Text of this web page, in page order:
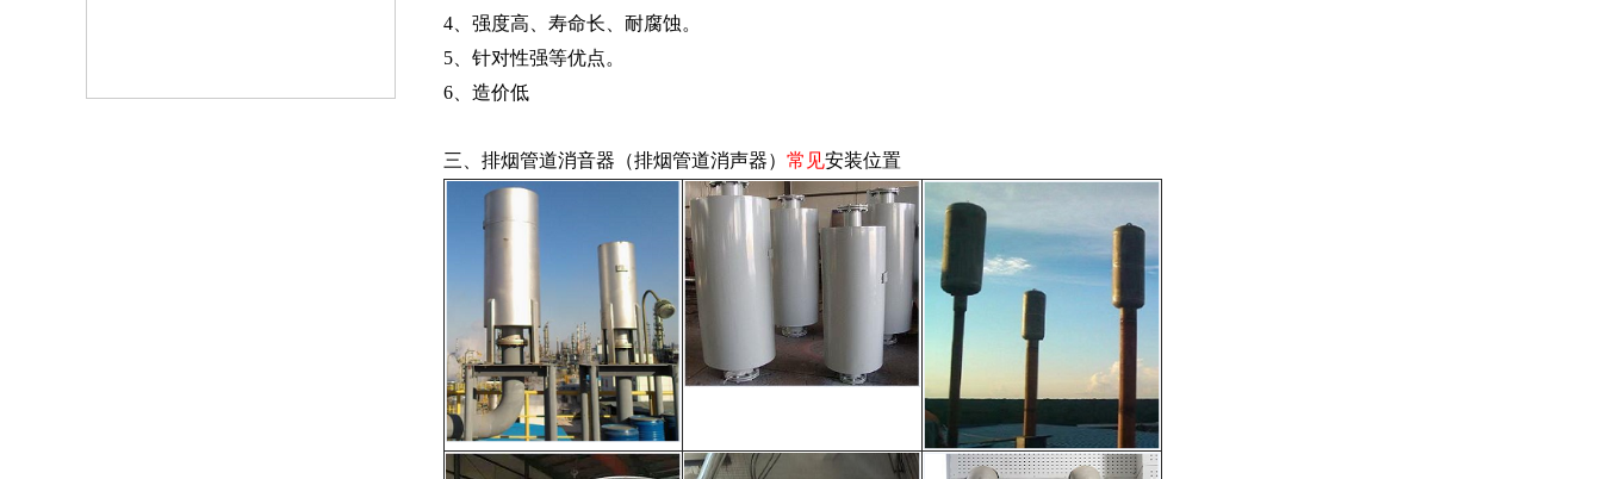
4、强度高、寿命长、耐腐蚀。
5、针对性强等优点。
6、造价低
三、排烟管道消音器（排烟管道消声器） 常见安装位置